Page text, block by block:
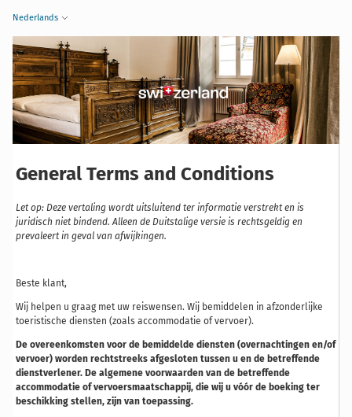
Nederlands
General Terms and Conditions
Let op: Deze vertaling wordt uitsluitend ter informatie verstrekt en is
juridisch niet bindend. Alleen de Duitstalige versie is rechtsgeldig en
prevaleert in geval van afwijkingen.
Beste klant,
Wij helpen u graag met uw reiswensen. Wij bemiddelen in afzonderlijke
toeristische diensten (zoals accommodatie of vervoer).
De overeenkomsten voor de bemiddelde diensten (overnachtingen en/of
vervoer) worden rechtstreeks afgesloten tussen u en de betreffende
dienstverlener. De algemene voorwaarden van de betreffende
accommodatie of vervoersmaatschappij, die wij u vóór de boeking ter
beschikking stellen, zijn van toepassing.